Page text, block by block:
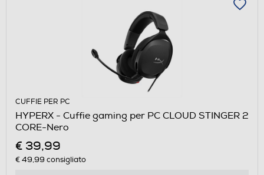
CUFFIE PER PC
HYPERX - Cuffie gaming per PC CLOUD STINGER 2
CORE-Nero
€ 39,99
€ 49,99 consigliato